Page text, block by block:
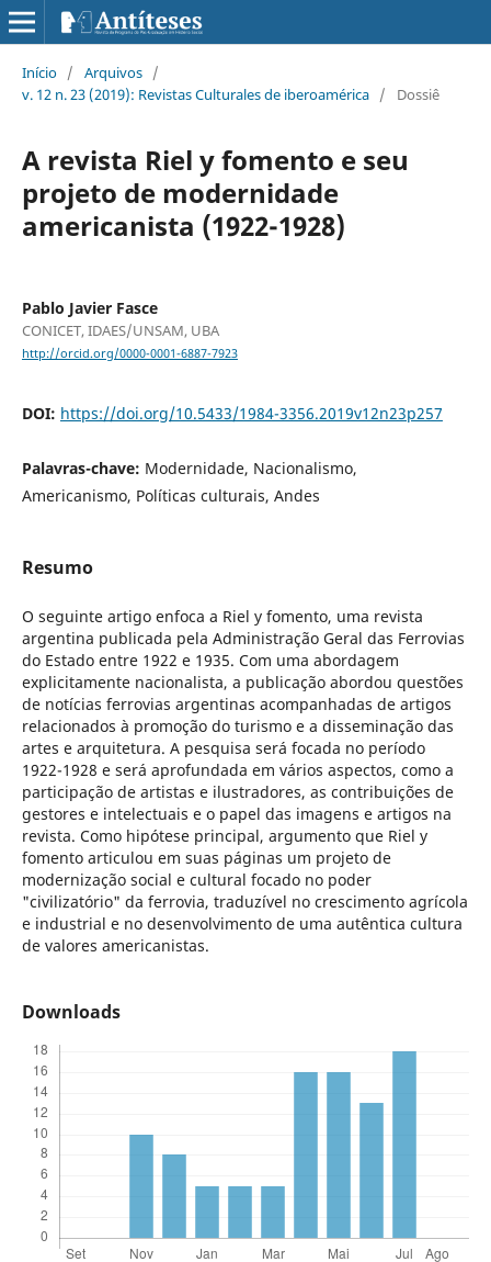
Início / Arquivos /
v. 12 n. 23 (2019): Revistas Culturales de iberoamérica / Dossiê
A revista Riel y fomento e seu
projeto de modernidade
americanista (1922-1928)
Pablo Javier Fasce
CONICET, IDAES/UNSAM, UBA
http://orcid.org/0000-0001-6887-7923
DOI: https://doi.org/10.5433/1984-3356.2019v12n23p257
Palavras-chave: Modernidade, Nacionalismo,
Americanismo, Políticas culturais, Andes
Resumo
O seguinte artigo enfoca a Riel y fomento, uma revista
argentina publicada pela Administração Geral das Ferrovias
do Estado entre 1922 e 1935. Com uma abordagem
explicitamente nacionalista, a publicação abordou questões
de notícias ferrovias argentinas acompanhadas de artigos
relacionados à promoção do turismo e a disseminação das
artes e arquitetura. A pesquisa será focada no período
1922-1928 e será aprofundada em vários aspectos, como a
participação de artistas e ilustradores, as contribuições de
gestores e intelectuais e o papel das imagens e artigos na
revista. Como hipótese principal, argumento que Riel y
fomento articulou em suas páginas um projeto de
modernização social e cultural focado no poder
"civilizatório" da ferrovia, traduzível no crescimento agrícola
e industrial e no desenvolvimento de uma autêntica cultura
de valores americanistas.
Downloads